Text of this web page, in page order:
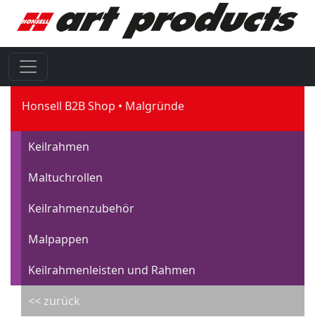
Honsell B2B Shop Malgründe
Keilrahmen
Maltuchrollen
Keilrahmenzubehör
Malpappen
Keilrahmenleisten und Rahmen
<< zurück